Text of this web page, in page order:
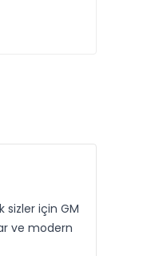
sizler için GM
ve modern